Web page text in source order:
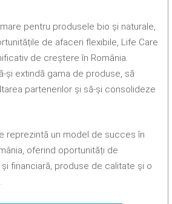
pentru produsele bio și naturale,
de afaceri flexibile, Life Care
de creștere în România.
și extindă gama de produse, să
partenerilor și să-și consolideze
reprezintă un model de succes în
oferind oportunități de
financiară, produse de calitate și o